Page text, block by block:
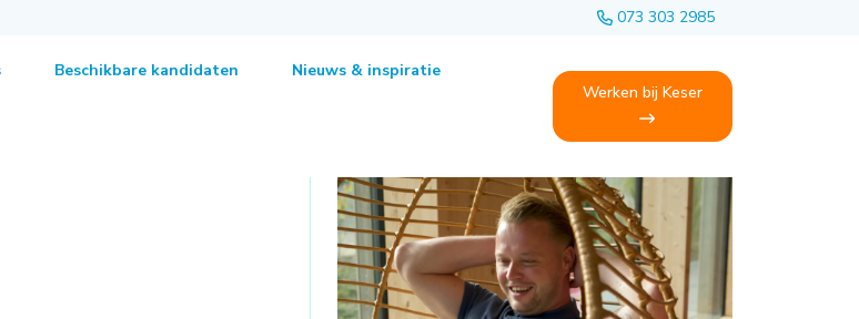
073 303 2985
Beschikbare kandidaten Nieuws & inspiratie
Werken bij Keser